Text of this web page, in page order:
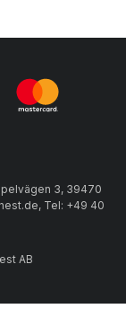
3, 39470
Tel: +49 40
AB